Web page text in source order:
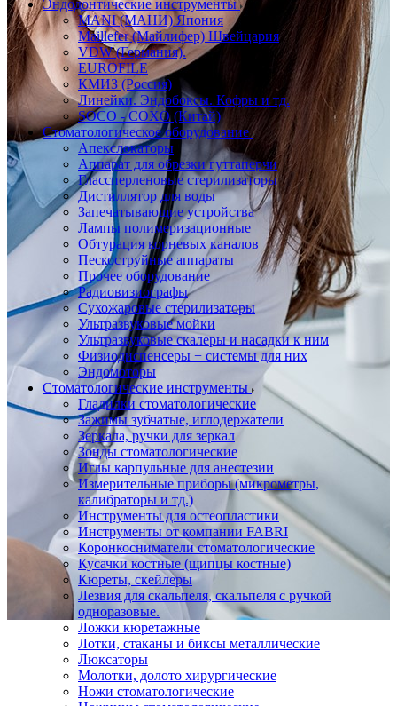
Эндодонтические инструменты
MANI (МАНИ) Япония
Maillefer (Майлифер) Швейцария
VDW (Германия).
EUROFILE
КМИЗ (Россия)
Линейки. Эндобоксы. Кофры и тд.
SOCO - COXO (Китай)
Стоматологическое оборудование
Апекслокаторы
Аппарат для обрезки гуттаперчи
Глассперленовые стерилизаторы
Дистиллятор для воды
Запечатывающие устройства
Лампы полимеризационные
Обтурация корневых каналов
Пескоструйные аппараты
Прочее оборудование
Радиовизиографы
Сухожаровые стерилизаторы
Ультразвуковые мойки
Ультразвуковые скалеры и насадки к ним
Физиодиспенсеры + системы для них
Эндомоторы
Стоматологические инструменты
Гладилки стоматологические
Зажимы зубчатые, иглодержатели
Зеркала, ручки для зеркал
Зонды стоматологические
Иглы карпульные для анестезии
Измерительные приборы (микрометры,
калибраторы и тд.)
Инструменты для остеопластики
Инструменты от компании FABRI
Коронкосниматели стоматологические
Кусачки костные (щипцы костные)
Кюреты, скейлеры
Лезвия для скальпеля, скальпеля с ручкой
одноразовые.
Ложки кюретажные
Лотки, стаканы и биксы металлические
Люксаторы
Молотки, долото хирургические
Ножи стоматологические